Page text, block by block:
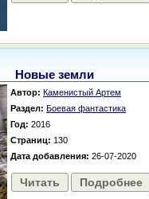
Новые земли
Автор: Каменистый Артем
Раздел: Боевая фантастика
Год: 2016
Страниц: 130
Дата добавления: 26-07-2020
Читать Подробнее